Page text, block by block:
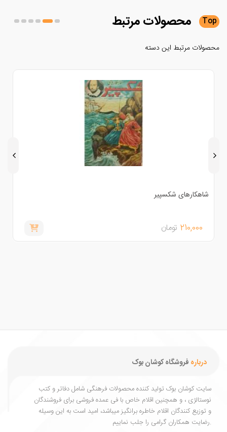
محصولاتمرتبط
مرتبط این دسته
شکسپیر
210,000تومان
فروشگاه کوشان بوک
کوشان بوک تولید کننده محصولات فرهنگی شامل دفاتر و کتب
، و همچنین اقلام خاص با فی عمده فروشی برای فروشندگان
کنندگان اقلام خاطره برانگیز میباشد، امید است به این وسیله